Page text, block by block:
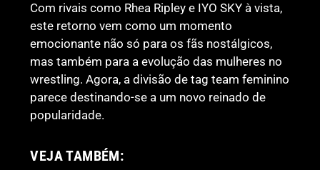
Com rivais como Rhea Ripley e IYO SKY à vista,
este retorno vem como um momento
emocionante não só para os fãs nostálgicos,
mas também para a evolução das mulheres no
wrestling. Agora, a divisão de tag team feminino
parece destinando-se a um novo reinado de
popularidade.
VEJA TAMBÉM: